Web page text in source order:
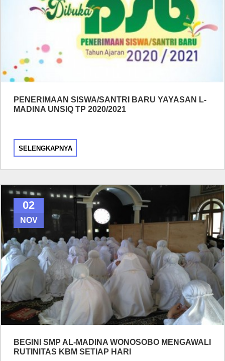
PENERIMAAN SISWA/SANTRI BARU YAYASAN L-
MADINA UNSIQ TP 2020/2021
SELENGKAPNYA
02
NOV
BEGINI SMP AL-MADINA WONOSOBO MENGAWALI
RUTINITAS KBM SETIAP HARI